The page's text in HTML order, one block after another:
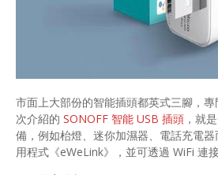
市面上大部份的智能插頭都英式三腳，
次介紹的 SONOFF 智能 USB 插頭 ，就
備，例如枱燈、迷你加濕器、電話充電
用程式《eWeLink》，並可透過 WiFi 連接